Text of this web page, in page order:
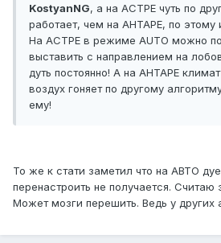
KostyanNG, а на АСТРЕ чуть по
работает, чем на АНТАРЕ, по этому
На АСТРЕ в режиме AUTO можно
выставить с направлением на
дуть постоянно! А на АНТАРЕ
воздух гоняет по другому
ему!
То же к стати заметил что на АВТО
перенастроить не получается. Считаю
Может мозги перешить. Ведь у других